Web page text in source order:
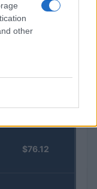
other
$1,919.13
$76.12